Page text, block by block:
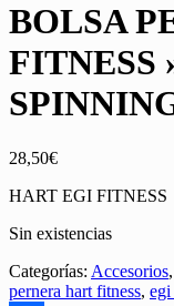
BOLSA
FITNESS
28,50€
HART EGI FITNESS
Sin existencias
Categorías: Accesorios,
pernera hart fitness, egi